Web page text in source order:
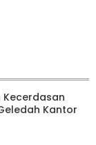
Kecerdasan
Kantor